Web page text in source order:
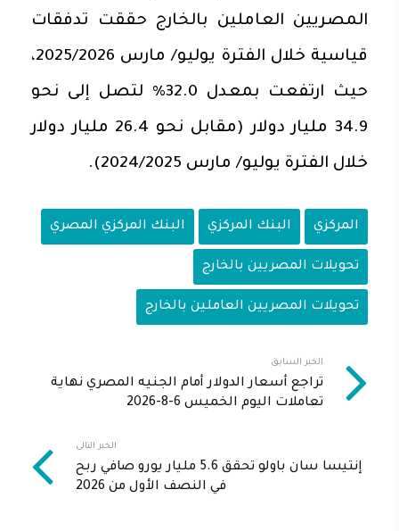
المصريين العاملين بالخارج حققت تدفقات
قياسية خلال الفترة يوليو/ مارس 2025/2026،
حيث ارتفعت بمعدل 32.0% لتصل إلى نحو
34.9 مليار دولار (مقابل نحو 26.4 مليار دولار
خلال الفترة يوليو/ مارس 2024/2025).
المركزي البنك المركزي البنك المركزي المصري
تحويلات المصريين بالخارج
تحويلات المصريين العاملين بالخارج
الخبر السابق
تراجع أسعار الدولار أمام الجنيه المصري نهاية
تعاملات اليوم الخميس 6-8-2026
الخبر التالى
إنتيسا سان باولو تحقق 5.6 مليار يورو صافي ربح
في النصف الأول من 2026